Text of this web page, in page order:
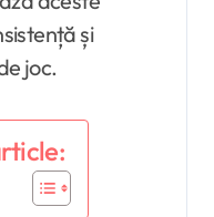
și
joc.